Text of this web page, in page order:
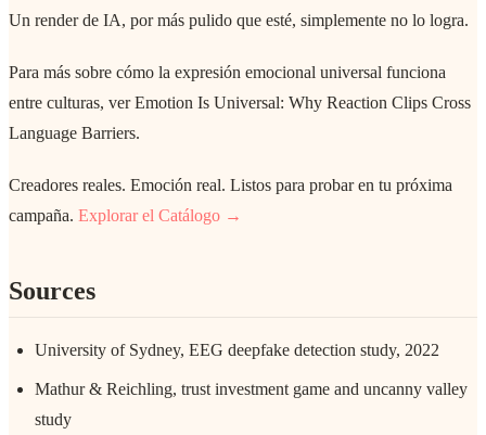
Un render de IA, por más pulido que esté, simplemente no lo logra.
Para más sobre cómo la expresión emocional universal funciona
entre culturas, ver Emotion Is Universal: Why Reaction Clips Cross
Language Barriers.
Creadores reales. Emoción real. Listos para probar en tu próxima
campaña. Explorar el Catálogo →
Sources
University of Sydney, EEG deepfake detection study, 2022
Mathur & Reichling, trust investment game and uncanny valley
study